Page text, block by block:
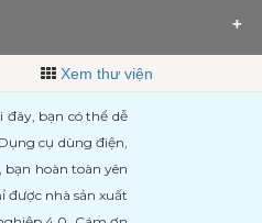
Xem thư viện
bạn có thể dễ
cụ dùng điện,
hoàn toàn yên
được nhà sản xuất